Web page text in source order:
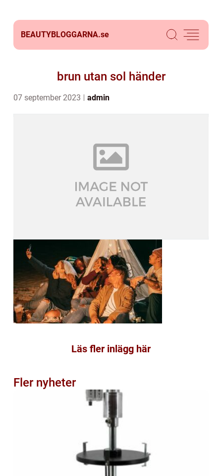
BEAUTYBLOGGARNA.se
brun utan sol händer
07 september 2023 admin
Läs fler inlägg här
Fler nyheter